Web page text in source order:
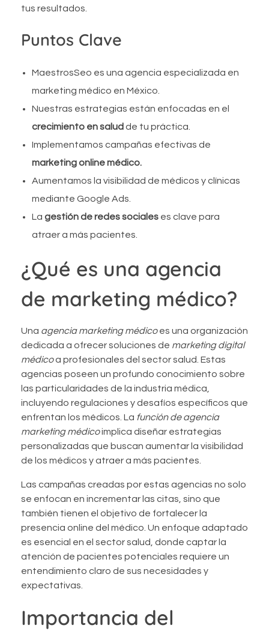
tus resultados.
Puntos Clave
MaestrosSeo es una agencia especializada en
marketing médico en México.
Nuestras estrategias están enfocadas en el
crecimiento en salud de tu práctica.
Implementamos campañas efectivas de
marketing online médico.
Aumentamos la visibilidad de médicos y clínicas
mediante Google Ads.
La gestión de redes socialeses clave para
atraer a más pacientes.
¿Qué es una agencia
de marketing médico?
Una agencia marketing médicoes una organización
dedicada a ofrecer soluciones de marketing digital
médicoa profesionales del sector salud. Estas
agencias poseen un profundo conocimiento sobre
las particularidades de la industria médica,
incluyendo regulaciones y desafíos específicos que
enfrentan los médicos. La función de agencia
marketing médicoimplica diseñar estrategias
personalizadas que buscan aumentar la visibilidad
de los médicos y atraer a más pacientes.
Las campañas creadas por estas agencias no solo
se enfocan en incrementar las citas, sino que
también tienen el objetivo de fortalecer la
presencia online del médico. Un enfoque adaptado
es esencial en el sector salud, donde captar la
atención de pacientes potenciales requiere un
entendimiento claro de sus necesidades y
expectativas.
Importancia del